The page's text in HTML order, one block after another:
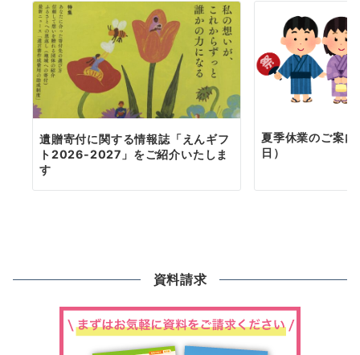
遺贈寄付に関する情報誌「えんギフ
ト2026-2027」をご紹介いたしま
す
夏季休業のご案
日）
資料請求